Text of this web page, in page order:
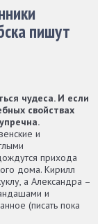
пишут
чудеса. И если
свойствах
и
прихода
дома. Кирилл
а Александра –
и
(писать пока